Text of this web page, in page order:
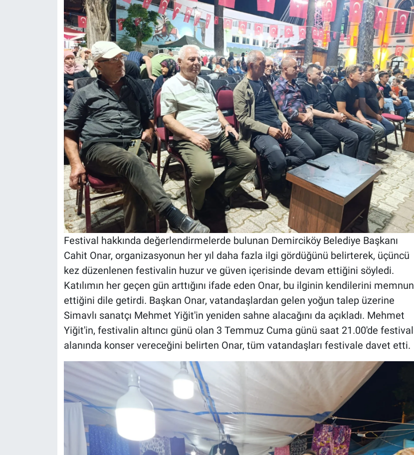
Festival hakkında değerlendirmelerde bulunan Demirciköy Belediye Başkanı
Cahit Onar, organizasyonun her yıl daha fazla ilgi gördüğünü belirterek, üçüncü
kez düzenlenen festivalin huzur ve güven içerisinde devam ettiğini söyledi.
Katılımın her geçen gün arttığını ifade eden Onar, bu ilginin kendilerini memnun
ettiğini dile getirdi. Başkan Onar, vatandaşlardan gelen yoğun talep üzerine
Simavlı sanatçı Mehmet Yiğit'in yeniden sahne alacağını da açıkladı. Mehmet
Yiğit'in, festivalin altıncı günü olan 3 Temmuz Cuma günü saat 21.00'de festival
alanında konser vereceğini belirten Onar, tüm vatandaşları festivale davet etti.